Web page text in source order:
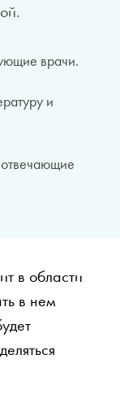
врачи.
и
в области
в нем